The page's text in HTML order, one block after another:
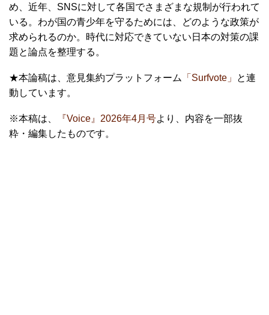
め、近年、SNSに対して各国でさまざまな規制が行われて
いる。わが国の青少年を守るためには、どのような政策が
求められるのか。時代に対応できていない日本の対策の課
題と論点を整理する。
★本論稿は、意見集約プラットフォーム 「Surfvote」
と連
動しています。
※本稿は、 『Voice』2026年4月号より、内容を一部抜
粋・編集したものです。